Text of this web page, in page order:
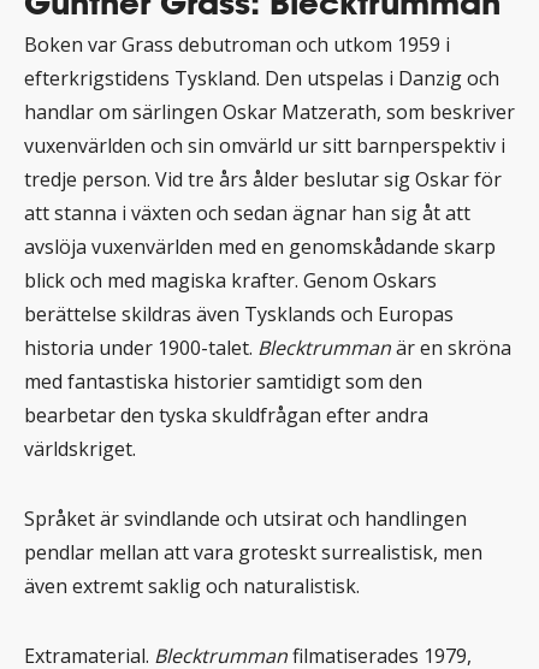
Boken var Grass debutroman och utkom 1959 i
efterkrigstidens Tyskland. Den utspelas i Danzig och
handlar om särlingen Oskar Matzerath, som beskriver
vuxenvärlden och sin omvärld ur sitt barnperspektiv i
tredje person. Vid tre års ålder beslutar sig Oskar för
att stanna i växten och sedan ägnar han sig åt att
avslöja vuxenvärlden med en genomskådande skarp
blick och med magiska krafter. Genom Oskars
berättelse skildras även Tysklands och Europas
historia under 1900-talet. Blecktrummanär en skröna
med fantastiska historier samtidigt som den
bearbetar den tyska skuldfrågan efter andra
världskriget.
Språket är svindlande och utsirat och handlingen
pendlar mellan att vara groteskt surrealistisk, men
även extremt saklig och naturalistisk.
Extramaterial. Blecktrummanfilmatiserades 1979,